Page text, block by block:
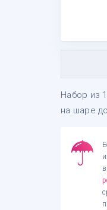
Набор из
на шаре